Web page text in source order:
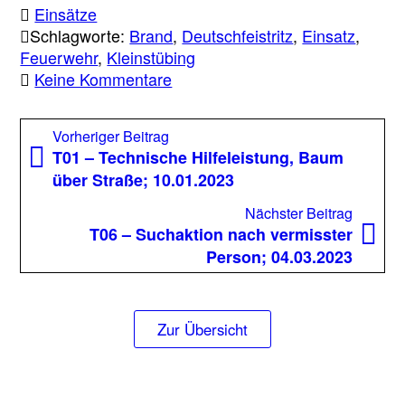
Einsätze
Schlagworte: Brand, Deutschfeistritz, Einsatz,
Feuerwehr, Kleinstübing
Keine Kommentarezu
–
SOS
Kinderdorf
28.01.2023
Beitragsnavigation
Vorheriger Beitrag
Beitrag:
T01 – Technische Hilfeleistung, Baum
über Straße; 10.01.2023
Nächster Beitrag
T06 – Suchaktion nach vermisster
Person; 04.03.2023
Zur Übersicht